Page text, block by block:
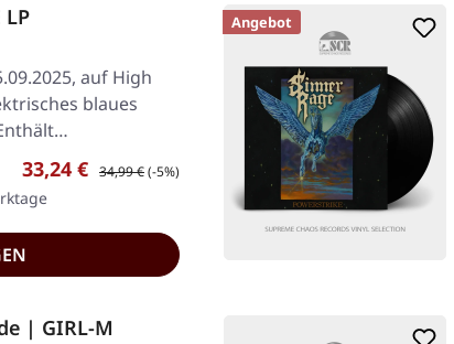
LP
auf High
blaues
Verkaufspreis:
33,24 € Regulärer Preis:
34,99 €(-5%)
Angebot
| GIRL-M